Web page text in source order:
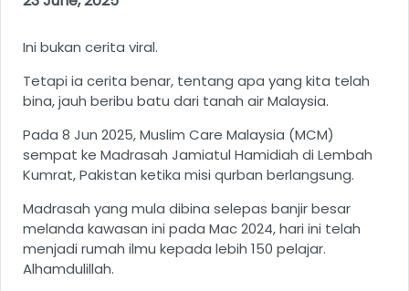
Ini bukan cerita viral.
Tetapi ia cerita benar, tentang apa yang kita telah
bina, jauh beribu batu dari tanah air Malaysia.
Pada 8 Jun 2025, Muslim Care Malaysia (MCM)
sempat ke Madrasah Jamiatul Hamidiah di Lembah
Kumrat, Pakistan ketika misi qurban berlangsung.
Madrasah yang mula dibina selepas banjir besar
melanda kawasan ini pada Mac 2024, hari ini telah
menjadi rumah ilmu kepada lebih 150 pelajar.
Alhamdulillah.